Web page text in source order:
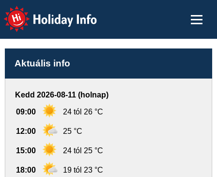
Holiday Info
Aktuális info
Kedd 2026-08-11 (holnap)
09:00 24 tól 26 °C
12:00 25 °C
15:00 24 tól 25 °C
18:00 19 tól 23 °C